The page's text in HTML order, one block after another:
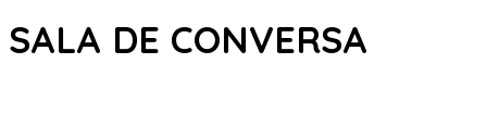
SALA DE CONVERSA